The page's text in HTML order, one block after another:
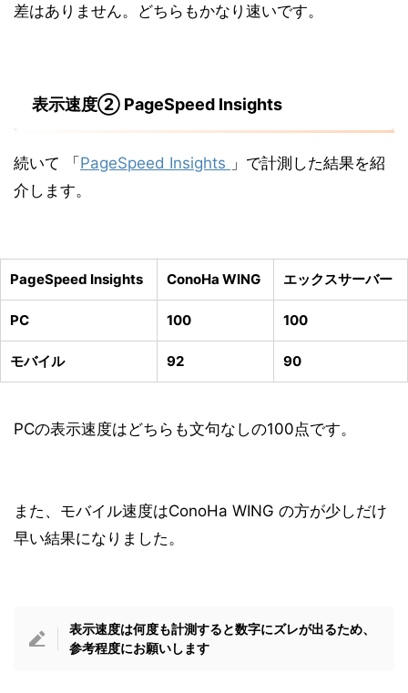
差はありません。どちらもかなり速いです。
表示速度② PageSpeed Insights
続いて 「PageSpeed Insights 」で計測した結果を紹
介します。
PageSpeed Insights ConoHa WING エックスサーバー
PC 100 100
モバイル 92 90
PCの表示速度はどちらも文句なしの100点です。
また、モバイル速度はConoHa WING の方が少しだけ
早い結果になりました。
表示速度は何度も計測すると数字にズレが出るため、
参考程度にお願いします